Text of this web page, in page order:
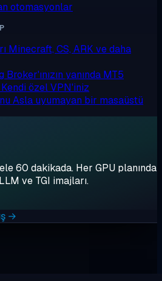
otomasyonlar
Minecraft, CS, ARK ve daha
Broker'ınızın yanında MT5
Kendi özel VPN'iniz
Asla uyumayan bir masaüstü
60 dakikada. Her GPU planında
ve TGI imajları.
→